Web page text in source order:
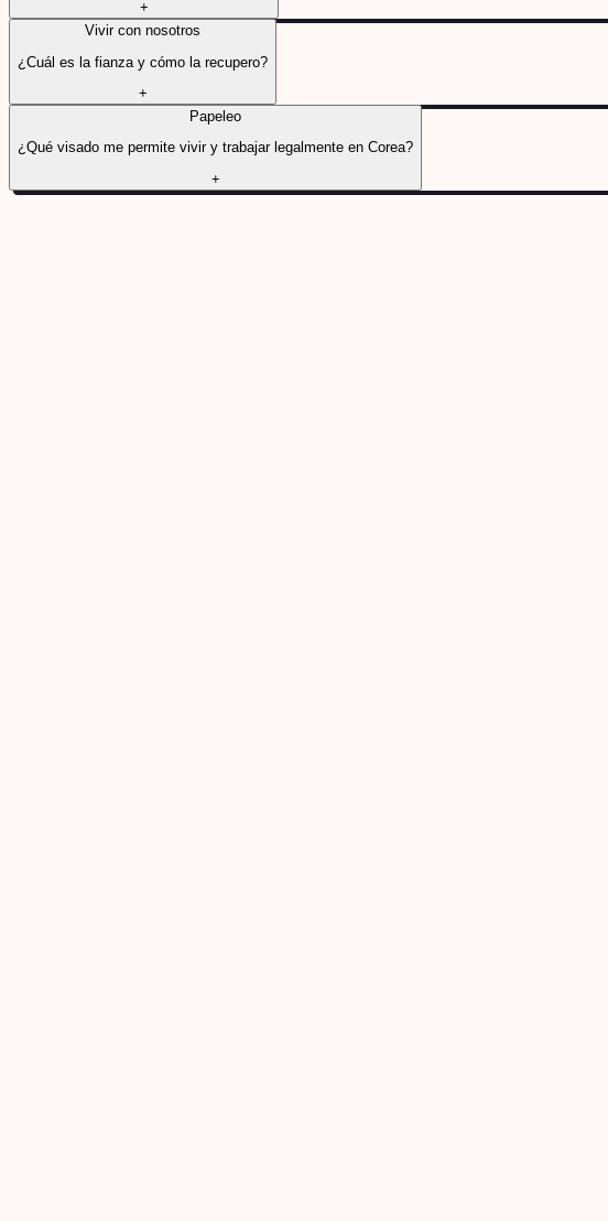
+
Vivir con nosotros
¿Cuál es la fianza y cómo la recupero?
+
Papeleo
¿Qué visado me permite vivir y trabajar legalmente en Corea?
+